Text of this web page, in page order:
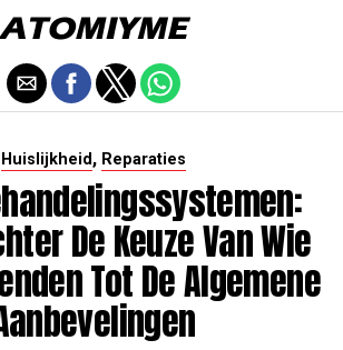
Huislijkheid, Reparaties
De Keuze Van Wie
Tot De Algemene